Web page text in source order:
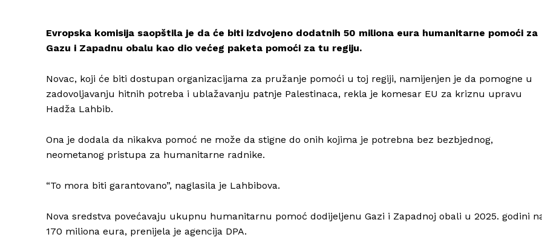
Evropska komisija saopštila je da će biti izdvojeno dodatnih 50 miliona eura humanitarne pomoći za
Gazu i Zapadnu obalu kao dio većeg paketa pomoći za tu regiju.
Novac, koji će biti dostupan organizacijama za pružanje pomoći u toj regiji, namijenjen je da pomogne u
zadovoljavanju hitnih potreba i ublažavanju patnje Palestinaca, rekla je komesar EU za kriznu upravu
Hadža Lahbib.
Ona je dodala da nikakva pomoć ne može da stigne do onih kojima je potrebna bez bezbjednog,
neometanog pristupa za humanitarne radnike.
“To mora biti garantovano”, naglasila je Lahbibova.
Nova sredstva povećavaju ukupnu humanitarnu pomoć dodijeljenu Gazi i Zapadnoj obali u 2025. godini
170 miliona eura, prenijela je agencija DPA.